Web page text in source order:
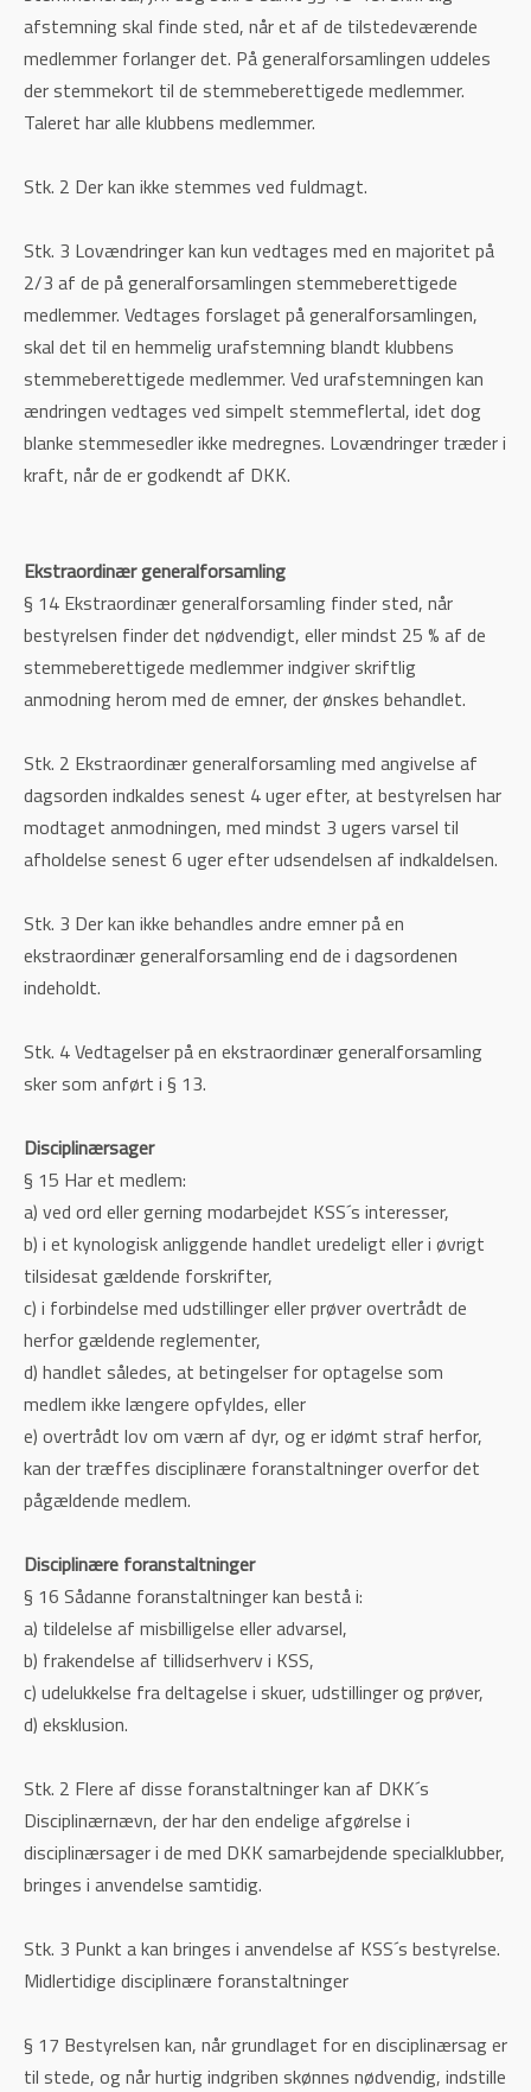
afstemning skal finde sted, når et af de tilstedeværende
medlemmer forlanger det. På generalforsamlingen uddeles
der stemmekort til de stemmeberettigede medlemmer.
Taleret har alle klubbens medlemmer.
Stk. 2 Der kan ikke stemmes ved fuldmagt.
Stk. 3 Lovændringer kan kun vedtages med en majoritet på
2/3 af de på generalforsamlingen stemmeberettigede
medlemmer. Vedtages forslaget på generalforsamlingen,
skal det til en hemmelig urafstemning blandt klubbens
stemmeberettigede medlemmer. Ved urafstemningen kan
ændringen vedtages ved simpelt stemmeflertal, idet dog
blanke stemmesedler ikke medregnes. Lovændringer træder i
kraft, når de er godkendt af DKK.
Ekstraordinær generalforsamling
§ 14 Ekstraordinær generalforsamling finder sted, når
bestyrelsen finder det nødvendigt, eller mindst 25 % af de
stemmeberettigede medlemmer indgiver skriftlig
anmodning herom med de emner, der ønskes behandlet.
Stk. 2 Ekstraordinær generalforsamling med angivelse af
dagsorden indkaldes senest 4 uger efter, at bestyrelsen har
modtaget anmodningen, med mindst 3 ugers varsel til
afholdelse senest 6 uger efter udsendelsen af indkaldelsen.
Stk. 3 Der kan ikke behandles andre emner på en
ekstraordinær generalforsamling end de i dagsordenen
indeholdt.
Stk. 4 Vedtagelser på en ekstraordinær generalforsamling
sker som anført i § 13.
Disciplinærsager
§ 15 Har et medlem:
a) ved ord eller gerning modarbejdet KSS´s interesser,
b) i et kynologisk anliggende handlet uredeligt eller i øvrigt
tilsidesat gældende forskrifter,
c) i forbindelse med udstillinger eller prøver overtrådt de
herfor gældende reglementer,
d) handlet således, at betingelser for optagelse som
medlem ikke længere opfyldes, eller
e) overtrådt lov om værn af dyr, og er idømt straf herfor,
kan der træffes disciplinære foranstaltninger overfor det
pågældende medlem.
Disciplinære foranstaltninger
§ 16 Sådanne foranstaltninger kan bestå i:
a) tildelelse af misbilligelse eller advarsel,
b) frakendelse af tillidserhverv i KSS,
c) udelukkelse fra deltagelse i skuer, udstillinger og prøver,
d) eksklusion.
Stk. 2 Flere af disse foranstaltninger kan af DKK´s
Disciplinærnævn, der har den endelige afgørelse i
disciplinærsager i de med DKK samarbejdende specialklubber,
bringes i anvendelse samtidig.
Stk. 3 Punkt a kan bringes i anvendelse af KSS´s bestyrelse.
Midlertidige disciplinære foranstaltninger
§ 17 Bestyrelsen kan, når grundlaget for en disciplinærsag er
til stede, og når hurtig indgriben skønnes nødvendig, indstille